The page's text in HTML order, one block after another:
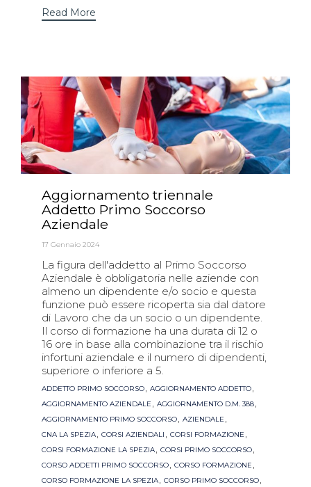
Read More
Aggiornamento triennale
Addetto Primo Soccorso
Aziendale
17 Gennaio 2024
La figura dell'addetto al Primo Soccorso
Aziendale è obbligatoria nelle aziende con
almeno un dipendente e/o socio e questa
funzione può essere ricoperta sia dal datore
di Lavoro che da un socio o un dipendente.
Il corso di formazione ha una durata di 12 o
16 ore in base alla combinazione tra il rischio
infortuni aziendale e il numero di dipendenti,
superiore o inferiore a 5.
Tags
ADDETTO PRIMO SOCCORSO, AGGIORNAMENTO ADDETTO,
AGGIORNAMENTO AZIENDALE , AGGIORNAMENTO D.M. 388,
AGGIORNAMENTO PRIMO SOCCORSO, AZIENDALE ,
CNA LA SPEZIA, CORSI AZIENDALI , CORSI FORMAZIONE ,
CORSI FORMAZIONE LA SPEZIA, CORSI PRIMO SOCCORSO,
CORSO ADDETTI PRIMO SOCCORSO, CORSO FORMAZIONE ,
CORSO FORMAZIONE LA SPEZIA, CORSO PRIMO SOCCORSO,